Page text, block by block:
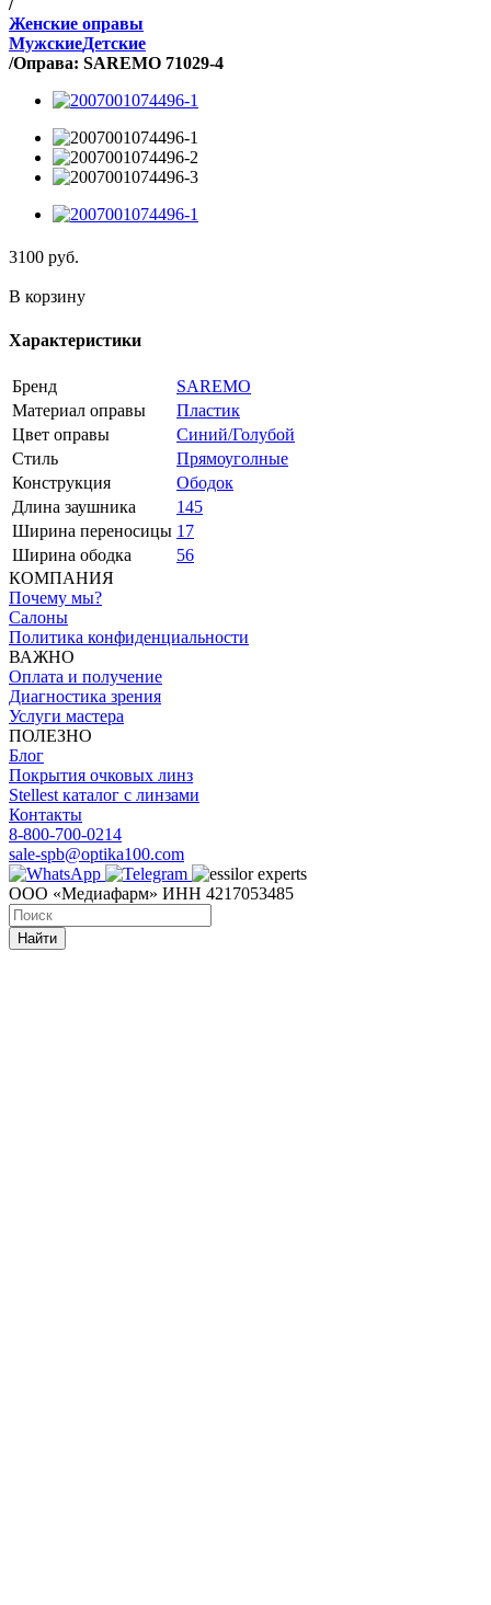
/
Женские оправы
МужскиеДетские
/Оправа: SAREMO 71029-4
3100 руб.
В корзину
Характеристики
Бренд
SAREMO
Материал оправы
Пластик
Цвет оправы
Синий/Голубой
Стиль
Прямоуголные
Конструкция
Ободок
Длина заушника
145
Ширина переносицы 17
Ширина ободка
56
КОМПАНИЯ
Почему мы?
Салоны
Политика конфиденциальности
ВАЖНО
Оплата и получение
Диагностика зрения
Услуги мастера
ПОЛЕЗНО
Блог
Покрытия очковых линз
Stellest каталог с линзами
Контакты
8-800-700-0214
sale-spb@optika100.com
ООО «Медиафарм» ИНН 4217053485
Найти